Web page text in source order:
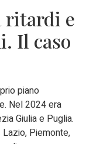
ritardi e
Il caso
piano
Nel 2024 era
Giulia e Puglia.
Piemonte,